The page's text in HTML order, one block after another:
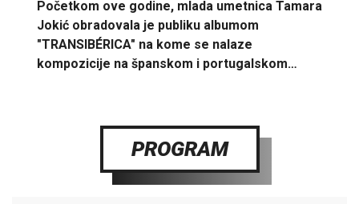
Početkom ove godine, mlada umetnica Tamara
Jokić obradovala je publiku albumom
"TRANSIBÉRICA" na kome se nalaze
kompozicije na španskom i portugalskom…
PROGRAM